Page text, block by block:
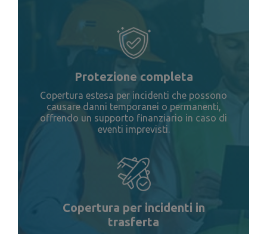
Protezione completa
Copertura estesa per incidenti che possono
causare danni temporanei o permanenti,
offrendo un supporto finanziario in caso di
eventi imprevisti.
Copertura per incidenti in
trasferta